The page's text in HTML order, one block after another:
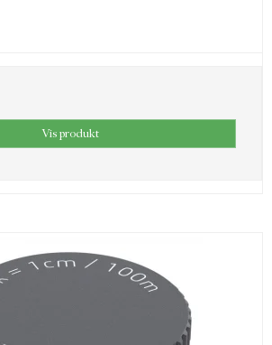
Vis produkt